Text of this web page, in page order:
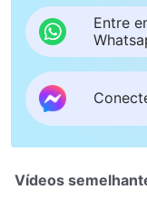
Entre
Vídeos